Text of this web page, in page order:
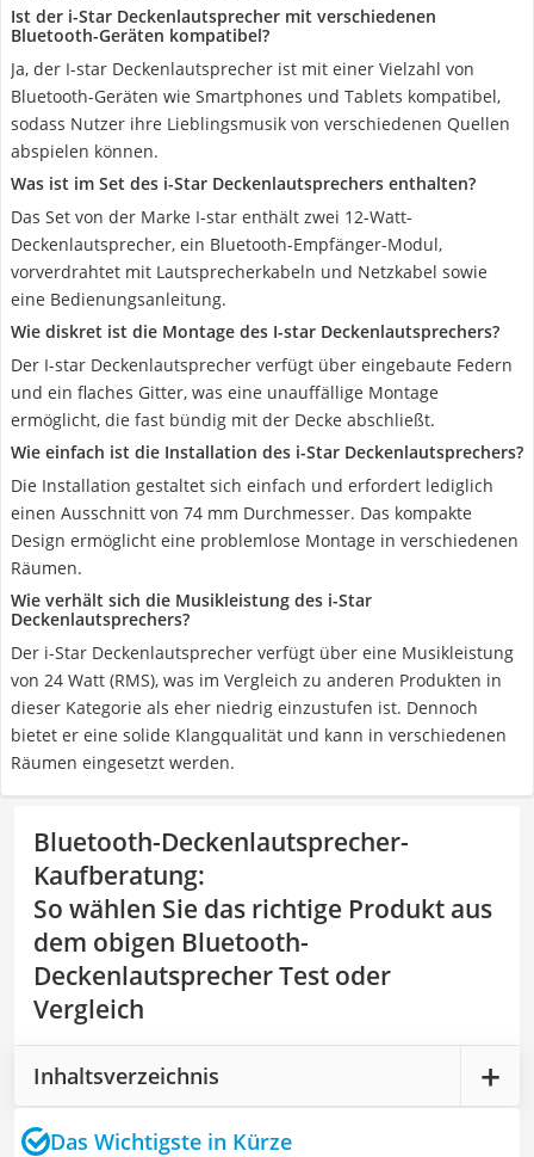
Ist der i-Star Deckenlautsprecher mit verschiedenen
Bluetooth-Geräten kompatibel?
Ja, der I-star Deckenlautsprecher ist mit einer Vielzahl von
Bluetooth-Geräten wie Smartphones und Tablets kompatibel,
sodass Nutzer ihre Lieblingsmusik von verschiedenen Quellen
abspielen können.
Was ist im Set des i-Star Deckenlautsprechers enthalten?
Das Set von der Marke I-star enthält zwei 12-Watt-
Deckenlautsprecher, ein Bluetooth-Empfänger-Modul,
vorverdrahtet mit Lautsprecherkabeln und Netzkabel sowie
eine Bedienungsanleitung.
Wie diskret ist die Montage des I-star Deckenlautsprechers?
Der I-star Deckenlautsprecher verfügt über eingebaute Federn
und ein flaches Gitter, was eine unauffällige Montage
ermöglicht, die fast bündig mit der Decke abschließt.
Wie einfach ist die Installation des i-Star Deckenlautsprechers?
Die Installation gestaltet sich einfach und erfordert lediglich
einen Ausschnitt von 74 mm Durchmesser. Das kompakte
Design ermöglicht eine problemlose Montage in verschiedenen
Räumen.
Wie verhält sich die Musikleistung des i-Star
Deckenlautsprechers?
Der i-Star Deckenlautsprecher verfügt über eine Musikleistung
von 24 Watt (RMS), was im Vergleich zu anderen Produkten in
dieser Kategorie als eher niedrig einzustufen ist. Dennoch
bietet er eine solide Klangqualität und kann in verschiedenen
Räumen eingesetzt werden.
Bluetooth-Deckenlautsprecher-
Kaufberatung:
So wählen Sie das richtige Produkt aus
dem obigen Bluetooth-
Deckenlautsprecher Test oder
Vergleich
Inhaltsverzeichnis
Das Wichtigste in Kürze